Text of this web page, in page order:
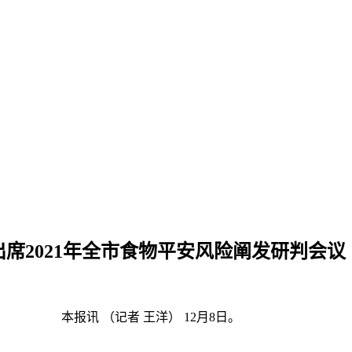
席2021年全市食物平安风险阐发研判会议
本报讯 （记者 王洋） 12月8日。